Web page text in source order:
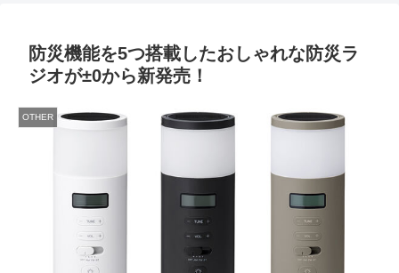
防災機能を5つ搭載したおしゃれな防災ラ
ジオが±0から新発売！
OTHER